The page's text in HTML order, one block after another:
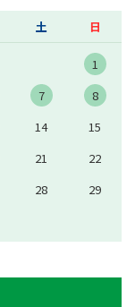
土 日
1
7
8
14
15
21
22
28
29